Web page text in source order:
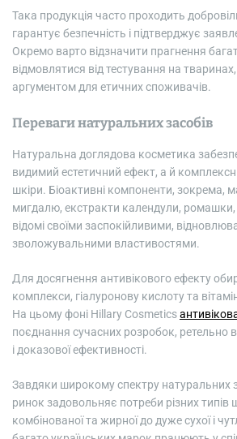
Така продукція часто проходить
гарантує безпечність і підтверджує
Окремо варто відзначити прагнення
відмовлятися від тестування на
аргументом для етичних споживачів.
Переваги натуральних засобів
Натуральна доглядова косметика
видимий естетичний ефект, а й
шкіри. Біоактивні компоненти, зокрема,
мигдалю, екстракти календули, ромашки,
відомі своїми заспокійливими,
зволожувальними властивостями.
Для досягнення антивікового ефекту
комплекси, гіалуронову кислоту та
На цьому фоні Hillary Cosmetics
поєднання сучасних розробок, ретельно
і доказової ефективності.
Завдяки широкому спектру натуральних
ринок задовольняє потреби різних типів
комбінованої та жирної до дуже сухої і